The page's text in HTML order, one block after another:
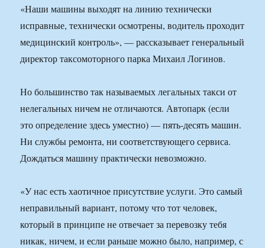
«Наши машины выходят на линию технически
исправные, технически осмотрены, водитель проходит
медицинский контроль», — рассказывает генеральный
директор таксомоторного парка Михаил Логинов.
Но большинство так называемых легальных такси от
нелегальных ничем не отличаются. Автопарк (если
это определение здесь уместно) — пять-десять машин.
Ни службы ремонта, ни соответствующего сервиса.
Дождаться машину практически невозможно.
«У нас есть хаотичное присутствие услуги. Это самый
неправильный вариант, потому что тот человек,
который в принципе не отвечает за перевозку тебя
никак, ничем, и если раньше можно было, например, с